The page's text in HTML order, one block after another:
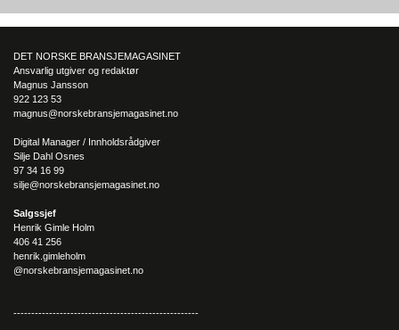
DET NORSKE BRANSJEMAGASINET
Ansvarlig utgiver og redaktør
Magnus Jansson
922 123 53
magnus@norskebransjemagasinet.no
Digital Manager / Innholdsrådgiver
Silje Dahl Osnes
97 34 16 99
silje@norskebransjemagasinet.no
Salgssjef
Henrik Gimle Holm
406 41 256
henrik.gimleholm
@norskebransjemagasinet.no
----------------------------------------------------